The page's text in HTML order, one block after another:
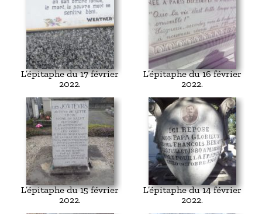
L’épitaphe du 17 février
2022.
L’épitaphe du 16 février
2022.
L’épitaphe du 15 février
2022.
L’épitaphe du 14 février
2022.